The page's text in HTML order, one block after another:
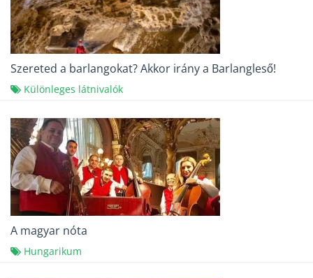
Szereted a barlangokat? Akkor irány a Barlangleső!
Különleges látnivalók
A magyar nóta
Hungarikum